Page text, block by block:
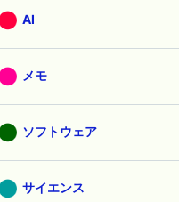
AI
メモ
ソフトウェア
サイエンス